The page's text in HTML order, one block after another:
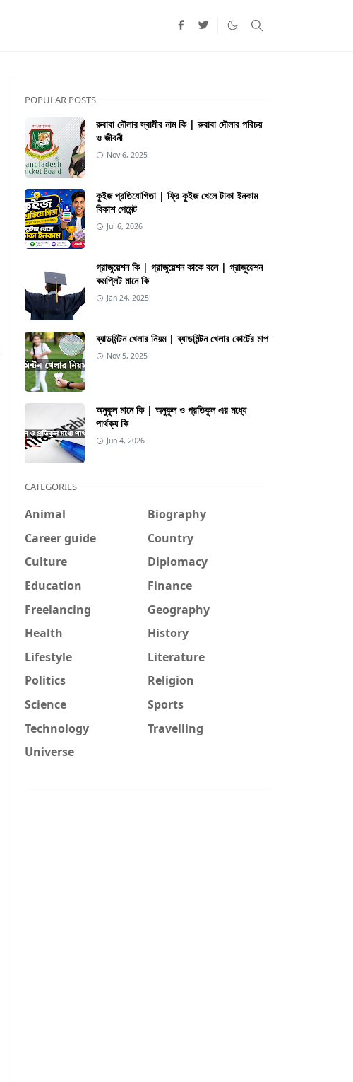
POPULAR POSTS
রুবাবা দৌলার স্বামীর নাম কি | রুবাবা দৌলার পরিচয়
ও জীবনী
Nov 6, 2025
কুইজ প্রতিযোগিতা | ফ্রি কুইজ খেলে টাকা ইনকাম
বিকাশ পেমেন্ট
Jul 6, 2026
গ্রাজুয়েশন কি | গ্রাজুয়েশন কাকে বলে | গ্রাজুয়েশন
কমপ্লিট মানে কি
Jan 24, 2025
ব্যাডমিন্টন খেলার নিয়ম | ব্যাডমিন্টন খেলার কোর্টের মাপ
Nov 5, 2025
অনুকূল মানে কি | অনুকূল ও প্রতিকূল এর মধ্যে
পার্থক্য কি
Jun 4, 2026
CATEGORIES
Animal
Biography
Career guide
Country
Culture
Diplomacy
Education
Finance
Freelancing
Geography
Health
History
Lifestyle
Literature
Politics
Religion
Science
Sports
Technology
Travelling
Universe